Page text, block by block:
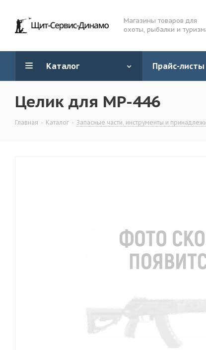
Магазины товаров для
охоты, рыбалки и
Каталог Прайс-листы
Целик для МР-446
Главная - Каталог - Запасные части, инструменты и